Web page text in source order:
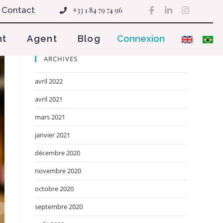
Contact +33 1 84 79 74 96
Agent Blog Connexion
ARCHIVES
avril 2022
avril 2021
mars 2021
janvier 2021
décembre 2020
novembre 2020
octobre 2020
septembre 2020